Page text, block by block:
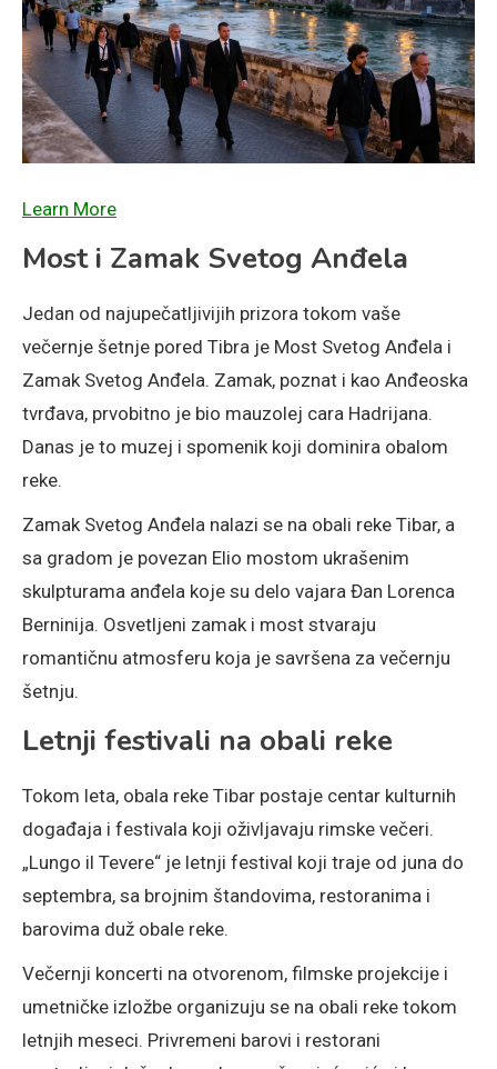
Learn More
Most i Zamak Svetog Anđela
Jedan od najupečatljivijih prizora tokom vaše
večernje šetnje pored Tibra je Most Svetog Anđela i
Zamak Svetog Anđela. Zamak, poznat i kao Anđeoska
tvrđava, prvobitno je bio mauzolej cara Hadrijana.
Danas je to muzej i spomenik koji dominira obalom
reke.
Zamak Svetog Anđela nalazi se na obali reke Tibar, a
sa gradom je povezan Elio mostom ukrašenim
skulpturama anđela koje su delo vajara Đan Lorenca
Berninija. Osvetljeni zamak i most stvaraju
romantičnu atmosferu koja je savršena za večernju
šetnju.
Letnji festivali na obali reke
Tokom leta, obala reke Tibar postaje centar kulturnih
događaja i festivala koji oživljavaju rimske večeri.
„Lungo il Tevere“ je letnji festival koji traje od juna do
septembra, sa brojnim štandovima, restoranima i
barovima duž obale reke.
Večernji koncerti na otvorenom, filmske projekcije i
umetničke izložbe organizuju se na obali reke tokom
letnjih meseci. Privremeni barovi i restorani